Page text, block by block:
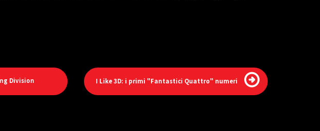
Division I Like 3D: i primi "Fantastici Quattro" numeri